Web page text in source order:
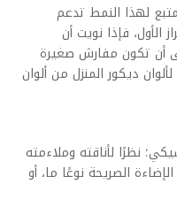
لهذا النمط تدعم
فإذا نويت أن
أن تكون مفارش صغيرة
ديكور المنزل من ألوان
نظرًا لأناقته وملاءمته
الصريحة نوعًا ما، أو